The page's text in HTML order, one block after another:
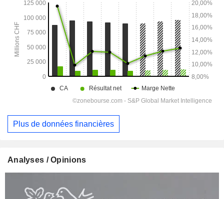
Plus de données financières
Analyses / Opinions